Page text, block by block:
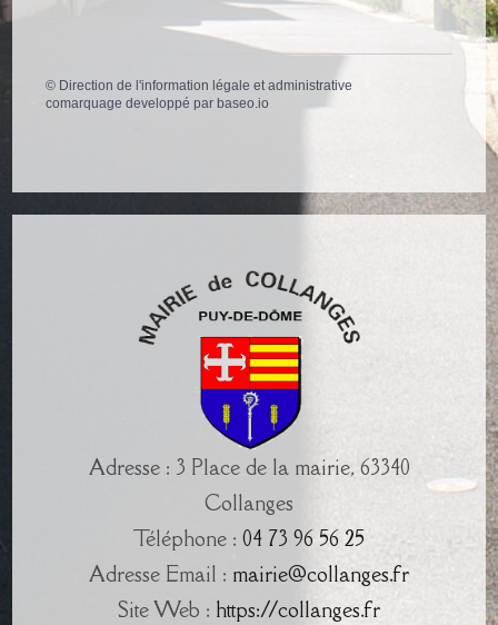
© Direction de l'information légale et administrative
comarquage developpé par baseo.io
Adresse : 3 Place de la mairie, 63340
Collanges
Téléphone : 04 73 96 56 25
Adresse Email : mairie@collanges.fr
Site Web : https://collanges.fr